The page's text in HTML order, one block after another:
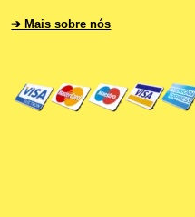
➔ Mais sobre nós